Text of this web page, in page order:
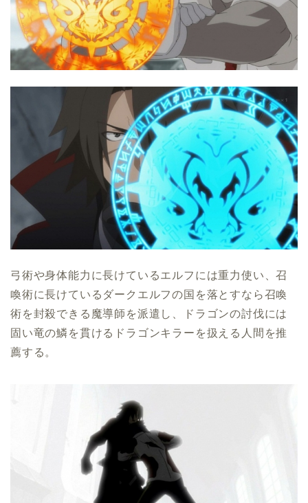
弓術や身体能力に長けているエルフには重力使い、召
喚術に長けているダークエルフの国を落とすなら召喚
術を封殺できる魔導師を派遣し、ドラゴンの討伐には
固い竜の鱗を貫けるドラゴンキラーを扱える人間を推
薦する。